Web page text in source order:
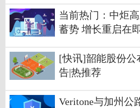
当前热门：中炬
蓄势 增长重启在
[快讯]韶能股份公
告|热推荐
Veritone与加州公